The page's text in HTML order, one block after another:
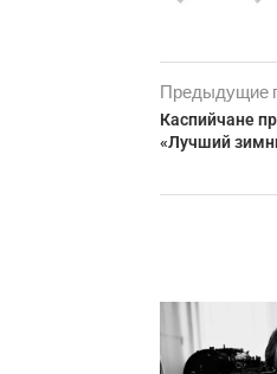
Предыдущие
Каспийчане
«Лучший